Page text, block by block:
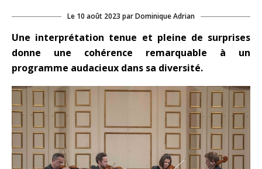
Le 10 août 2023 parDominique Adrian
Une interprétation tenue et pleine de surprises
donne une cohérence remarquable à un
programme audacieux dans sa diversité.